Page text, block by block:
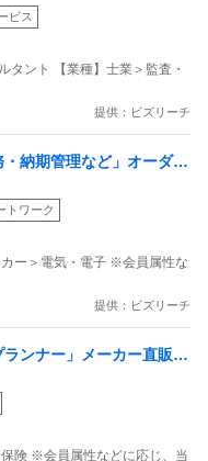
あるのがわかるかと
得コースという特殊な
すが、限られた校舎に
で、専門学校や大学
ます
を卒業して1年以内の
合格できたとして受験
備校が宣伝するように
ビス
タント 【業種】士業＞監査・
提供：ビズリーチ
納期管理など」オーダー
トワーク
カー＞電気・電子 ※会員属性な
提供：ビズリーチ
ンナー」メーカー直販ご
20社以上の提案レンジ／
保険 ※会員属性などに応じ、当